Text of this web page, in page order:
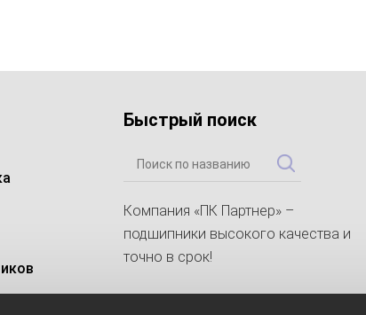
Быстрый поиск
Компания «ПК Партнер» –
подшипники высокого качества и
точно в срок!